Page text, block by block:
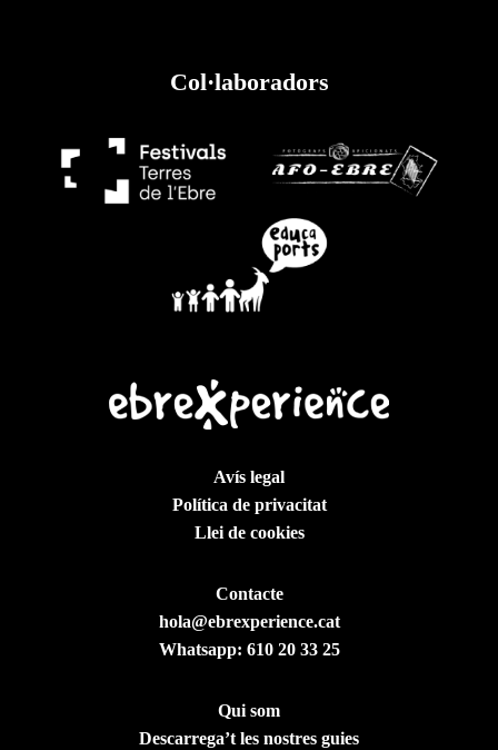
Col·laboradors
Avís legal
Política de privacitat
Llei de cookies
Contacte
hola@ebrexperience.cat
Whatsapp: 610 20 33 25
Qui som
Descarrega’t les nostres guies